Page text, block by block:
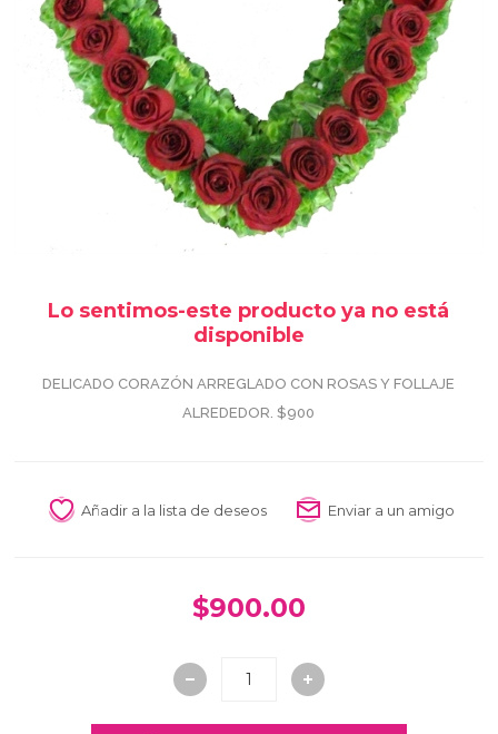
Lo sentimos-este producto ya no está
disponible
DELICADO CORAZÓN ARREGLADO CON ROSAS Y FOLLAJE
ALREDEDOR. $900
Añadir a la lista de deseos Enviar a un amigo
$900.00